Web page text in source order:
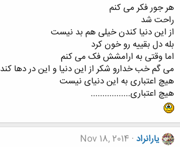
هر جور فکر می کنم
راحت شد
از این دنیا کندن خیلی هم بد نیست
بله دل بقییه رو خون کرد
اما وقتی به ارامشش فک می کنم
می گم خب خدارو شکر از این دنیا و این در دها کند
هیچ اعتباری به این دنیای نیست
هیچ اعتباری.................
یارانراد Nov 18, 2014